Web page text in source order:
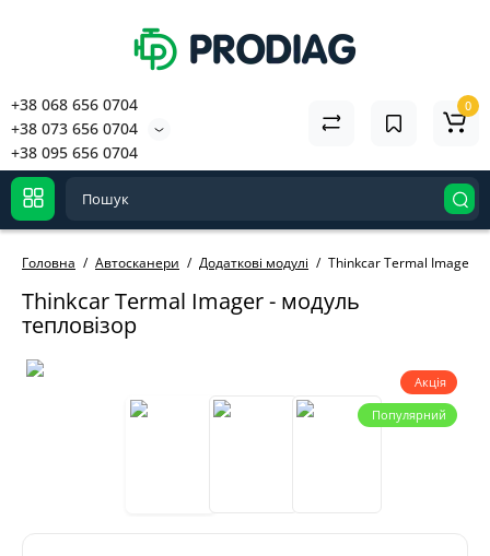
+38 068 656 0704
+38 073 656 0704
+38 095 656 0704
0
Головна Автосканери Додаткові модулі Thinkcar Termal Imager -
Thinkcar Termal Imager - модуль
тепловізор
Акція
Популярний